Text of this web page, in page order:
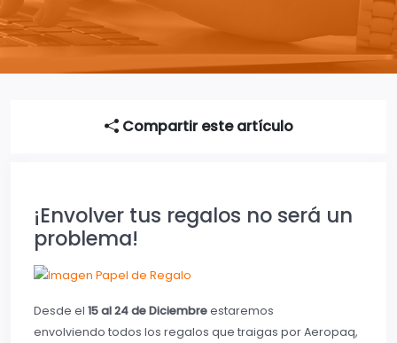
Compartir este artículo
¡Envolver tus regalos no será un
problema!
Desde el 15 al 24 de Diciembreestaremos
envolviendo todos los regalos que traigas por Aeropaq,